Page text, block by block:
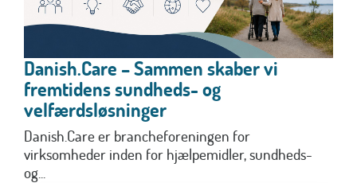
Danish.Care – Sammen skaber vi
fremtidens sundheds- og
velfærdsløsninger
Danish.Care er brancheforeningen for
virksomheder inden for hjælpemidler, sundheds-
og...